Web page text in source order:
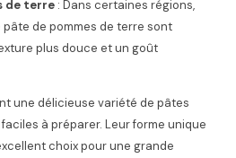
de terre : Dans certaines régions,
de pommes de terre sont
plus douce et un goût
une délicieuse variété de pâtes
à préparer. Leur forme unique
choix pour une grande